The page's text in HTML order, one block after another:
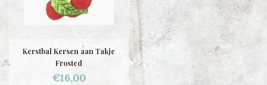
Kerstbal Kersen aan Takje
Frosted
€16,00